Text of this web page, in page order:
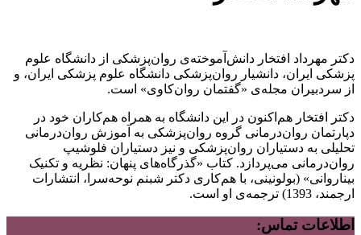
دکتر مهرداد افتخار دانش‌آموخته‌ی روان‌پزشکی از دانشگاه علوم
پزشکی ایران، دانشیار روان‌پزشکی دانشگاه علوم پزشکی ایران، و
از سردبیران مجله‌ی «گفتمان روان‌کاوی» است.
دکتر افتخار هم‌اکنون در این دانشگاه به همراه هم‌کاران خود در
دپارتمان روان‌درمانی گروه روان‌پزشکی به آموزش روان‌درمانی
تحلیلی به دستیاران روان‌پزشکی و نیز دستیاران فلوشیپ‌
روان‌درمانی می‌پردازد. کتاب «گذرگاه‌های پنهان: نظریه و تکنیک
بیناروانی» (بولونینی، با هم‌کاری دکتر شبنم نوحه‌سرا، انتشارات
ارجمند، 1393) ترجمه‌ی او است.
اطلاعات تماس: